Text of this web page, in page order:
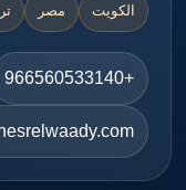
الكويت مصر
+966560533140